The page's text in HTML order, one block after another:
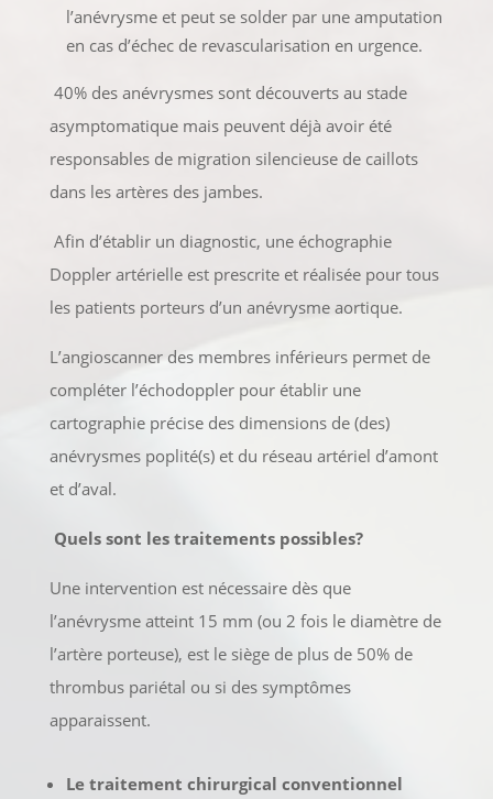
l’anévrysme et peut se solder par une amputation
en cas d’échec de revascularisation en urgence.
40% des anévrysmes sont découverts au stade
asymptomatique mais peuvent déjà avoir été
responsables de migration silencieuse de caillots
dans les artères des jambes.
Afin d’établir un diagnostic, une échographie
Doppler artérielle est prescrite et réalisée pour tous
les patients porteurs d’un anévrysme aortique.
L’angioscanner des membres inférieurs permet de
compléter l’échodoppler pour établir une
cartographie précise des dimensions de (des)
anévrysmes poplité(s) et du réseau artériel d’amont
et d’aval.
Quels sont les traitements possibles?
Une intervention est nécessaire dès que
l’anévrysme atteint 15 mm (ou 2 fois le diamètre de
l’artère porteuse), est le siège de plus de 50% de
thrombus pariétal ou si des symptômes
apparaissent.
Le traitement chirurgical conventionnel